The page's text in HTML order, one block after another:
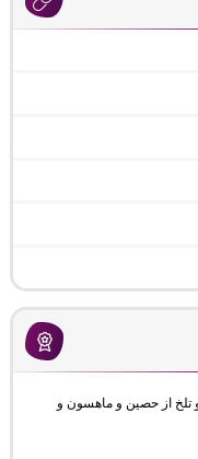
تلخ از حصین و ماهسون و